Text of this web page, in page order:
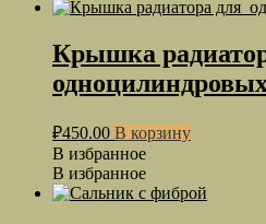
Крышка
₽450.00 В корзину
В избранное
В избранное